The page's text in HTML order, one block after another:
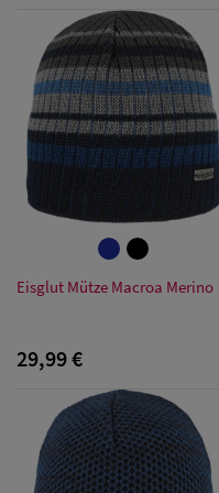
Eisglut Mütze Macroa Merino
29,99 €